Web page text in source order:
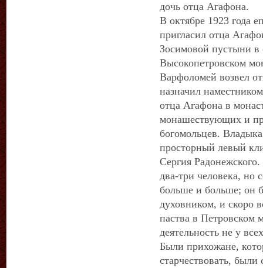
дочь отца Агафона.
В октябре 1923 года
пригласил отца
Зосимовой пустыни в
Высокопетровском
Варфоломей возвел
назначил
отца Агафона в
монашествующих и
богомольцев.
просторный левый
Сергия
два-три человека, но
больше и больше; он
духовником, и скоро
паства в Петровском
деятельность не у
Были прихожане,
старчествовать,